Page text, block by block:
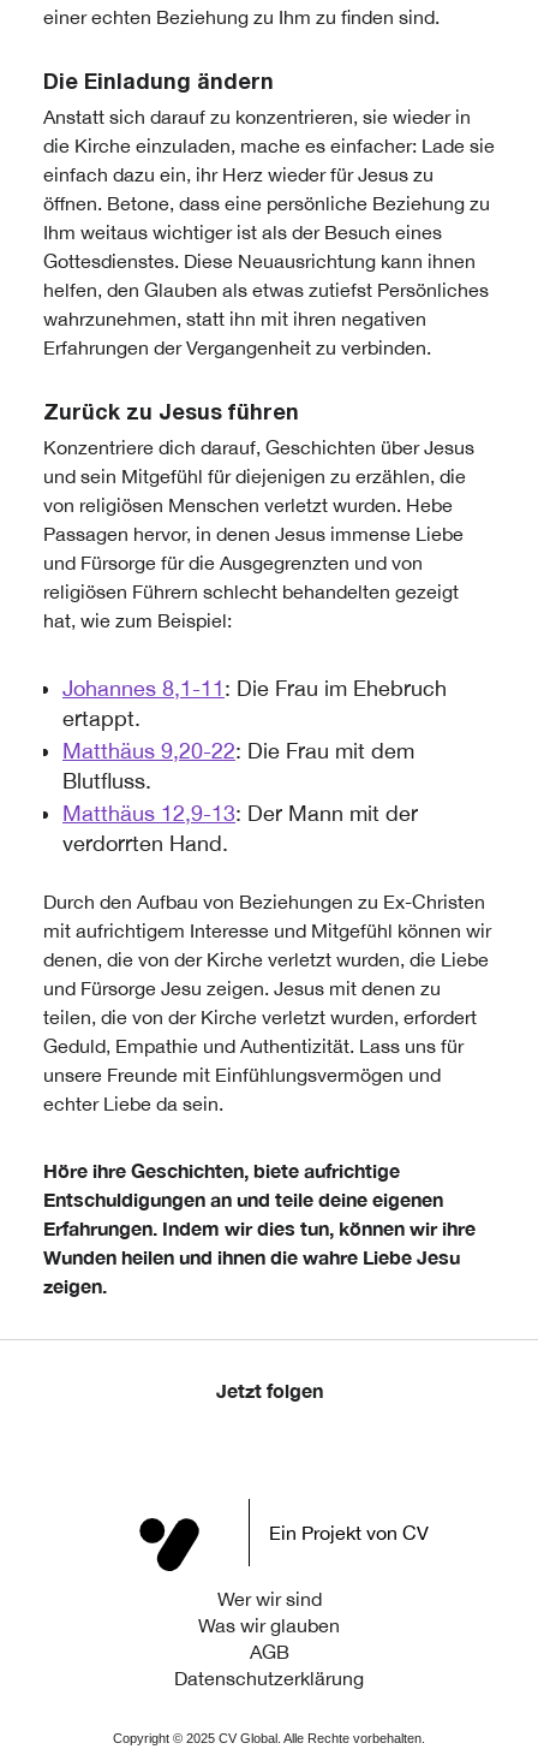
einer echten Beziehung zu Ihm zu finden sind.
Die Einladung ändern
Anstatt sich darauf zu konzentrieren, sie wieder in
die Kirche einzuladen, mache es einfacher: Lade sie
einfach dazu ein, ihr Herz wieder für Jesus zu
öffnen. Betone, dass eine persönliche Beziehung zu
Ihm weitaus wichtiger ist als der Besuch eines
Gottesdienstes. Diese Neuausrichtung kann ihnen
helfen, den Glauben als etwas zutiefst Persönliches
wahrzunehmen, statt ihn mit ihren negativen
Erfahrungen der Vergangenheit zu verbinden.
Zurück zu Jesus führen
Konzentriere dich darauf, Geschichten über Jesus
und sein Mitgefühl für diejenigen zu erzählen, die
von religiösen Menschen verletzt wurden. Hebe
Passagen hervor, in denen Jesus immense Liebe
und Fürsorge für die Ausgegrenzten und von
religiösen Führern schlecht behandelten gezeigt
hat, wie zum Beispiel:
Johannes 8,1-11: Die Frau im Ehebruch
ertappt.
Matthäus 9,20-22: Die Frau mit dem
Blutfluss.
Matthäus 12,9-13: Der Mann mit der
verdorrten Hand.
Durch den Aufbau von Beziehungen zu Ex-Christen
mit aufrichtigem Interesse und Mitgefühl können wir
denen, die von der Kirche verletzt wurden, die Liebe
und Fürsorge Jesu zeigen. Jesus mit denen zu
teilen, die von der Kirche verletzt wurden, erfordert
Geduld, Empathie und Authentizität. Lass uns für
unsere Freunde mit Einfühlungsvermögen und
echter Liebe da sein.
Höre ihre Geschichten, biete aufrichtige
Entschuldigungen an und teile deine eigenen
Erfahrungen. Indem wir dies tun, können wir ihre
Wunden heilen und ihnen die wahre Liebe Jesu
zeigen.
Ein Projekt von CV
Wer wir sind
Was wir glauben
AGB
Datenschutzerklärung
Jetzt folgen
Copyright © 2025 CV Global. Alle Rechte vorbehalten.